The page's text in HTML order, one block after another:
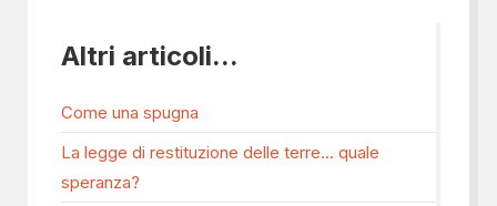
Altri articoli...
Come una spugna
La legge di restituzione delle terre... quale
speranza?